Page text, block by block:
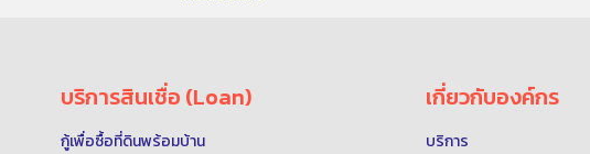
บริการสินเชื่อ (Loan)
กู้เพื่อซื้อที่ดินพร้อมบ้าน
เกี่ยวกับองค์กร
บริการ